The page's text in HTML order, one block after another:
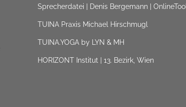
Sprecherdatei | Denis Bergemann | OnlineTool
TUINA Praxis Michael Hirschmugl
TUINA.YOGA by LYN & MH
HORIZONT Institut | 13. Bezirk, Wien